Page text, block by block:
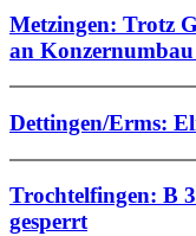
Metzingen: Trotz
an Konzernumbau
Dettingen/Erms:
Trochtelfingen: B
gesperrt